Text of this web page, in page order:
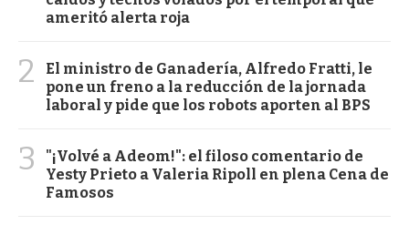
ameritó alerta roja
2
El ministro de Ganadería, Alfredo Fratti, le
pone un freno a la reducción de la jornada
laboral y pide que los robots aporten al BPS
3
"¡Volvé a Adeom!": el filoso comentario de
Yesty Prieto a Valeria Ripoll en plena Cena de
Famosos